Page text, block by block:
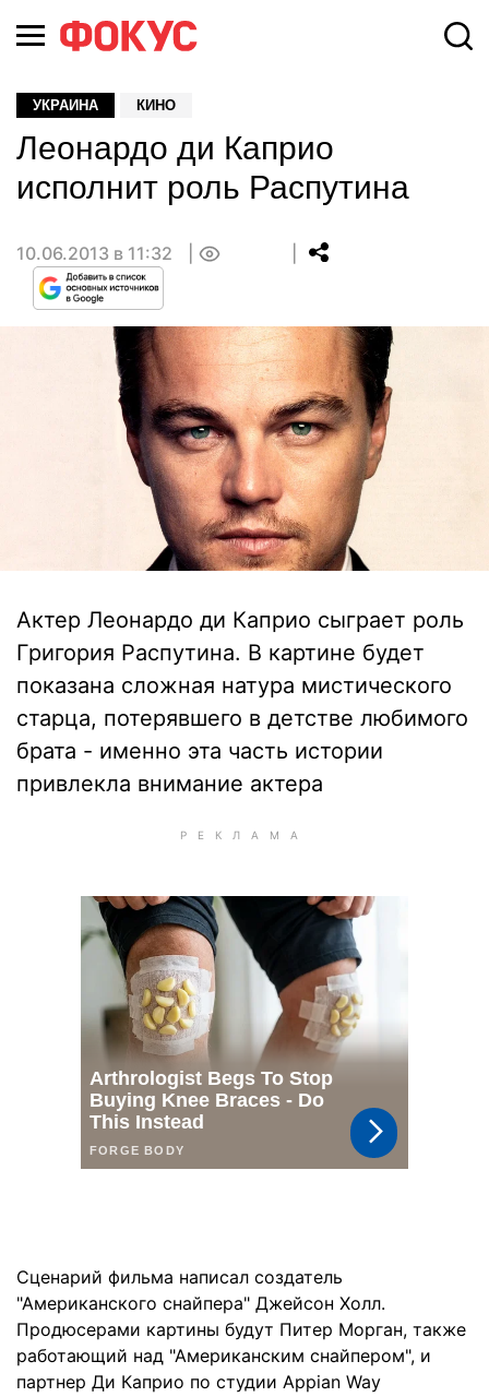
УКРАИНА КИНО
Леонардо ди Каприо
исполнит роль Распутина
10.06.2013 в 11:32
Актер Леонардо ди Каприо сыграет роль
Григория Распутина. В картине будет
показана сложная натура мистического
старца, потерявшего в детстве любимого
брата - именно эта часть истории
привлекла внимание актера
Сценарий фильма написал создатель
"Американского снайпера" Джейсон Холл.
Продюсерами картины будут Питер Морган, также
работающий над "Американским снайпером", и
партнер Ди Каприо по студии Appian Way